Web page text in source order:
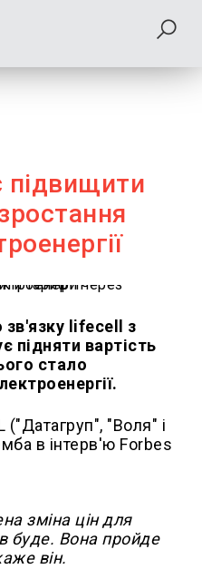
підвищити
зв'язку lifecell з
підняти вартість
стало
("Датагруп", "Воля" і
в інтерв'ю Forbes
зміна цін для
буде. Вона пройде
він.